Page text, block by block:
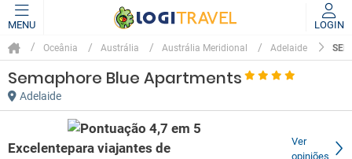
MENU LOGIN
Oceânia Austrália Austrália Meridional Adelaide
Semaphore Blue Apartments
Adelaide
Excelente
Ver
opiniões